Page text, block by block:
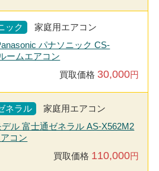
ック
家庭用エアコン
パナソニック CS-
ームエアコン
買取価格 30,000円
ネラル
家庭用エアコン
デル 富士通ゼネラル AS-X562M2
コン
買取価格 110,000円